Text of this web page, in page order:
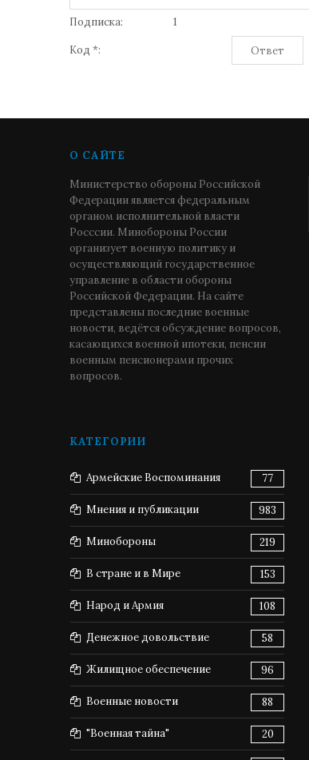
Подписка: 1
Код *:
О САЙТЕ
Министерство обороны Российской
Федерации является федеральным
органом исполнительной власти
Росссии. Минобороны России
организует военную политику и
осуществляющий государственное
управление в области обороны
Российской Федерации. На сайте
представлены последние военные
новости, ведётся обсуждение вопросов,
касающихся военной ипотеки, пенсии
военным пенсионерами прочих
вопросов.
КАТЕГОРИИ
Армейские Воспоминания 77
Мнения и публикации 983
Минобороны 219
В стране и в Мире 153
Народ и Армия 108
Денежное довольствие 58
Жилищное обеспечение 96
Военные новости 88
"Военная тайна" 20